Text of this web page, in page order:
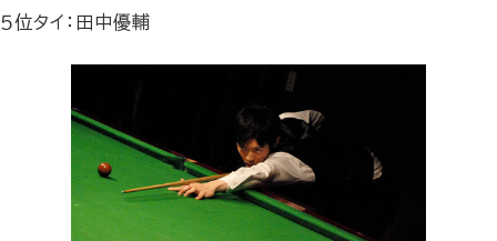
５位タイ：田中優輔